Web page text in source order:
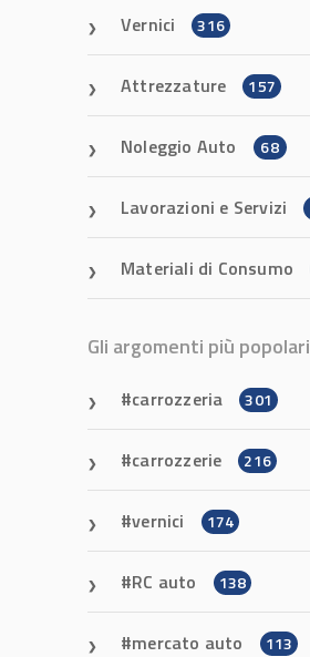
Vernici 316
Attrezzature 157
Noleggio Auto 68
Lavorazioni e Servizi
Materiali di Consumo
Gli argomenti più popolari
carrozzeria 301
carrozzerie 216
vernici 174
RC auto 138
mercato auto 113